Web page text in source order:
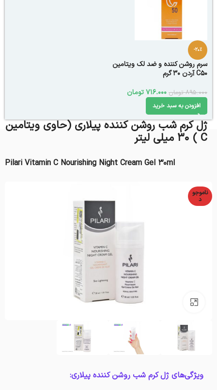
-20%
سرم روشن کننده و ضد لک ویتامین
C50 آردن 30 گرم
895.000 تومان 716.000تومان
افزودن به سبد خرید
ژل کرم شب روشن کننده پیلاری (حاوی ویتامین
C ) 30 میلی‌ لیتر
Pilari Vitamin C Nourishing Night Cream Gel 30ml
ناموجو
د
بزرگنمایی تصویر
ویژگی‌های ژل کرم شب روشن کننده پیلاری: